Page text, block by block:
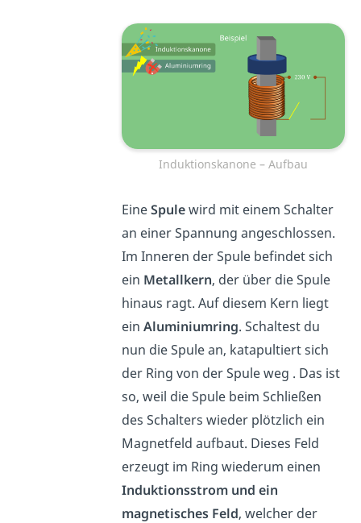
Induktionskanone – Aufbau
EineSpulewird mit einem Schalter
an einer Spannung angeschlossen.
Im Inneren der Spule befindet sich
ein Metallkern, der über die Spule
hinaus ragt. Auf diesem Kern liegt
ein Aluminiumring. Schaltest du
nun die Spule an, katapultiert sich
der Ring von der Spule weg . Das ist
so, weil die Spule beim Schließen
des Schalters wieder plötzlich ein
Magnetfeld aufbaut. Dieses Feld
erzeugt im Ring wiederum einen
Induktionsstrom und ein
magnetisches Feld, welcher der